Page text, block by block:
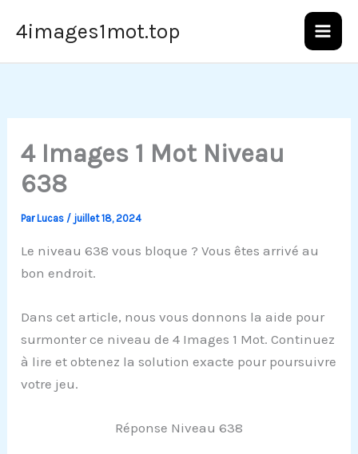
4images1mot.top
4 Images 1 Mot Niveau
638
ParLucas / juillet 18, 2024
Le niveau 638 vous bloque ? Vous êtes arrivé au
bon endroit.
Dans cet article, nous vous donnons la aide pour
surmonter ce niveau de 4 Images 1 Mot. Continuez
à lire et obtenez la solution exacte pour poursuivre
votre jeu.
Réponse Niveau 638